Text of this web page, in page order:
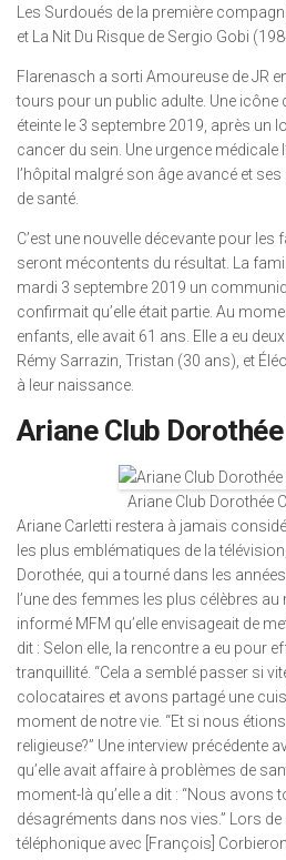
Les Surdoués de la première
et La Nit Du Risque de Sergio Gobi
Flarenasch a sorti Amoureuse de JR
tours pour un public adulte. Une icône
éteinte le 3 septembre 2019, après un
cancer du sein. Une urgence médicale
l’hôpital malgré son âge avancé et
de santé.
C’est une nouvelle décevante pour les
seront mécontents du résultat. La
mardi 3 septembre 2019 un
confirmait qu’elle était partie. Au
enfants, elle avait 61 ans. Elle a eu
Rémy Sarrazin, Tristan (30 ans), et
à leur naissance.
Ariane Club
Ariane Club Dorothée
Ariane Carletti restera à jamais
les plus emblématiques de la
Dorothée, qui a tourné dans les
l’une des femmes les plus célèbres au
informé MFM qu’elle envisageait de
dit : Selon elle, la rencontre a eu pour
tranquillité. “Cela a semblé passer si
colocataires et avons partagé une
moment de notre vie. “Et si nous
religieuse?” Une interview précédente
qu’elle avait affaire à problèmes de
moment-là qu’elle a dit : “Nous avons
désagréments dans nos vies.” Lors
téléphonique avec [François]